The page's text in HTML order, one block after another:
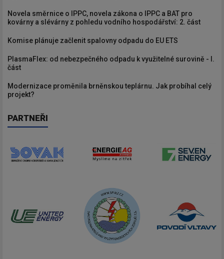
Novela směrnice o IPPC, novela zákona o IPPC a BAT pro
kovárny a slévárny z pohledu vodního hospodářství: 2. část
Komise plánuje začlenit spalovny odpadu do EU ETS
PlasmaFlex: od nebezpečného odpadu k využitelné surovině - I.
část
Modernizace proměnila brněnskou teplárnu. Jak probíhal celý
projekt?
PARTNEŘI